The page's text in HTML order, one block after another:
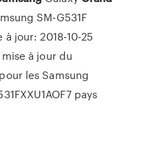
SM-G531F
jour: 2018-10-25
à jour du
les Samsung
pays